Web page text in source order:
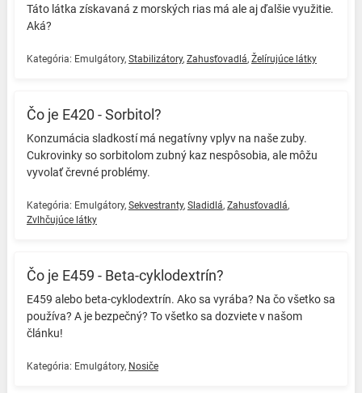
Táto látka získavaná z morských rias má ale aj ďalšie využitie.
Aká? ️
Kategória: Emulgátory, Stabilizátory, Zahusťovadlá, Želírujúce látky
Čo je E420 - Sorbitol?
Konzumácia sladkostí má negatívny vplyv na naše zuby.
️Cukrovinky so sorbitolom zubný kaz nespôsobia, ale môžu
vyvolať črevné problémy. ️
Kategória: Emulgátory, Sekvestranty, Sladidlá, Zahusťovadlá,
Zvlhčujúce látky
Čo je E459 - Beta-cyklodextrín?
E459 alebo beta-cyklodextrín. Ako sa vyrába? Na čo všetko sa
používa? A je bezpečný? To všetko sa dozviete v našom
článku! ️
Kategória: Emulgátory, Nosiče